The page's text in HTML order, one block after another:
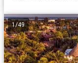
1/49